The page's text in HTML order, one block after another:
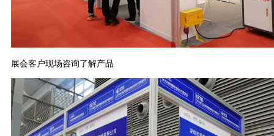
展会客户现场咨询了解产品